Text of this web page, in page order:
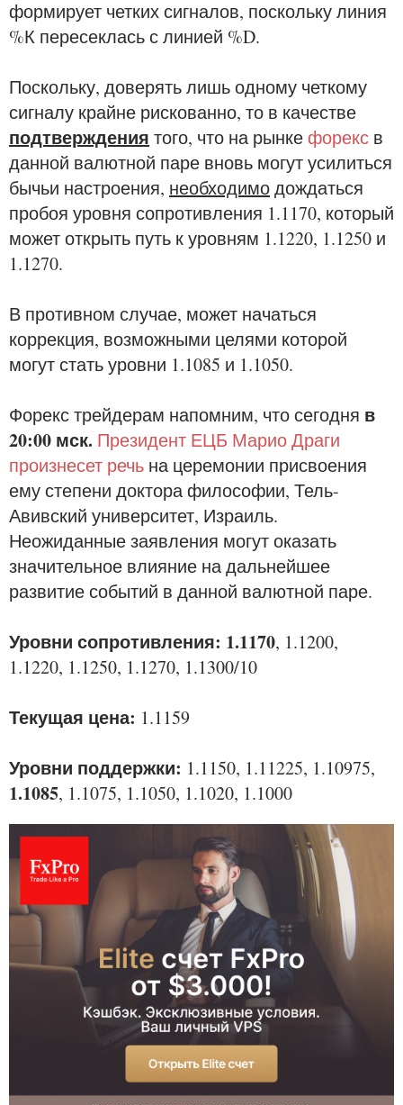
формирует четких сигналов, поскольку линия
%К пересеклась с линией %D.
Поскольку, доверять лишь одному четкому
сигналу крайне рискованно, то в качестве
подтверждения того, что на рынкефорекс в
данной валютной паре вновь могут усилиться
бычьи настроения, необходимодождаться
пробоя уровня сопротивления 1.1170, который
может открыть путь к уровням 1.1220, 1.1250 и
1.1270.
В противном случае, может начаться
коррекция, возможными целями которой
могут стать уровни 1.1085 и 1.1050.
Форекс трейдерам напомним, что сегодня в
20:00 мск. Президент ЕЦБ Марио Драги
произнесет речь на церемонии присвоения
ему степени доктора философии, Тель-
Авивский университет, Израиль.
Неожиданные заявления могут оказать
значительное влияние на дальнейшее
развитие событий в данной валютной паре.
Уровни сопротивления: 1.1170, 1.1200,
1.1220, 1.1250, 1.1270, 1.1300/10
Текущая цена: 1.1159
Уровни поддержки: 1.1150, 1.11225, 1.10975,
1.1085, 1.1075, 1.1050, 1.1020, 1.1000